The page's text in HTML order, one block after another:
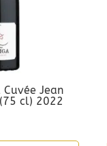
Jean
cl) 2022